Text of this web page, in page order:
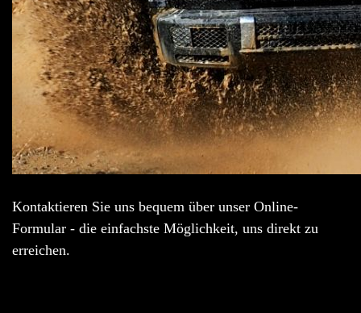
Kontaktieren Sie uns bequem über unser Online-
Formular - die einfachste Möglichkeit, uns direkt zu
erreichen.